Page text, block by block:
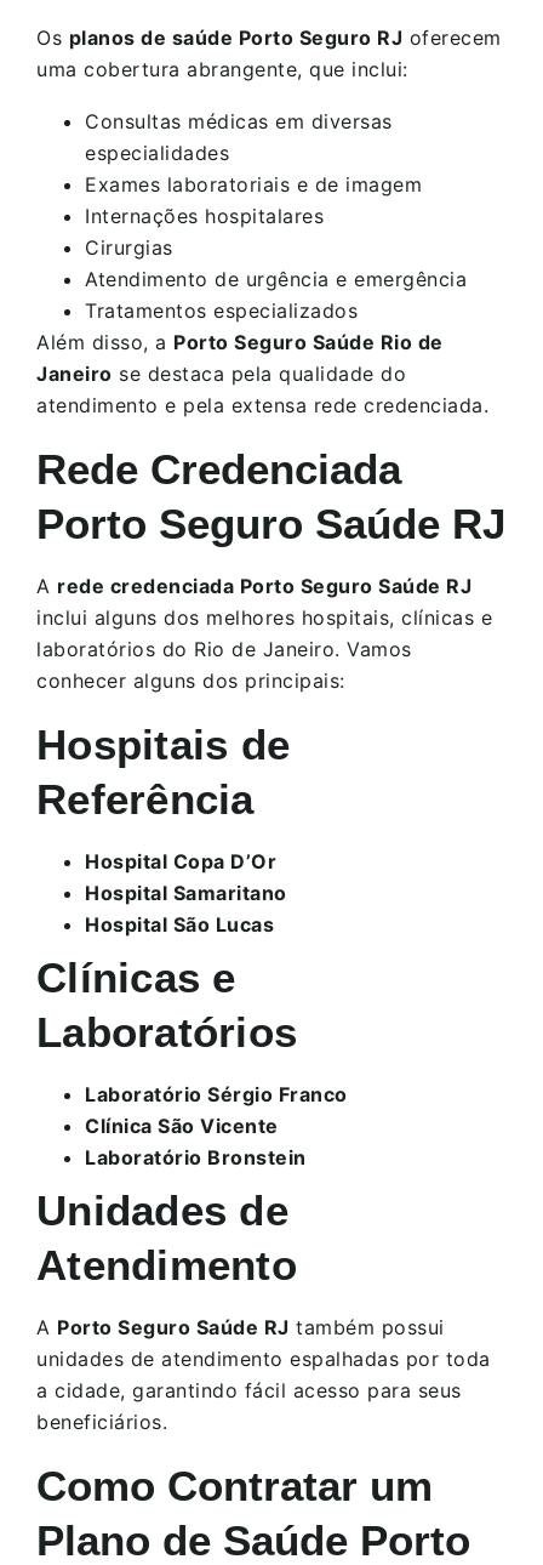
Os planos de saúde Porto Seguro RJ oferecem
uma cobertura abrangente, que inclui:
Consultas médicas em diversas
especialidades
Exames laboratoriais e de imagem
Internações hospitalares
Cirurgias
Atendimento de urgência e emergência
Tratamentos especializados
Além disso, a Porto Seguro Saúde Rio de
Janeiro se destaca pela qualidade do
atendimento e pela extensa rede credenciada.
Rede Credenciada
Porto Seguro Saúde RJ
A rede credenciada Porto Seguro Saúde RJ
inclui alguns dos melhores hospitais, clínicas e
laboratórios do Rio de Janeiro. Vamos
conhecer alguns dos principais:
Hospitais de
Referência
Hospital Copa D’Or
Hospital Samaritano
Hospital São Lucas
Clínicas e
Laboratórios
Laboratório Sérgio Franco
Clínica São Vicente
Laboratório Bronstein
Unidades de
Atendimento
A Porto Seguro Saúde RJ também possui
unidades de atendimento espalhadas por toda
a cidade, garantindo fácil acesso para seus
beneficiários.
Como Contratar um
Plano de Saúde Porto